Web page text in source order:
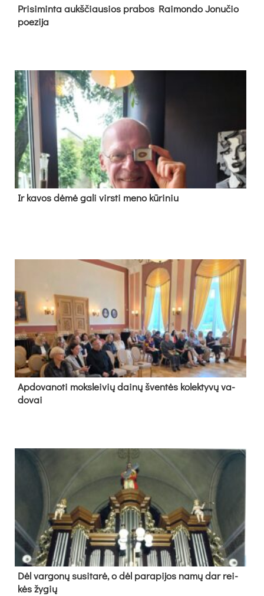
Pri­si­min­ta aukš­čiau­sios pra­bos Rai­mon­do Jo­nu­čio
poe­zi­ja
Ir ka­vos dė­mė ga­li virs­ti me­no kū­ri­niu
Ap­do­va­no­ti moks­lei­vių dai­nų šven­tės ko­lek­ty­vų va­
do­vai
Dėl var­go­nų su­si­ta­rė, o dėl pa­ra­pi­jos na­mų dar rei­
kės žy­gių